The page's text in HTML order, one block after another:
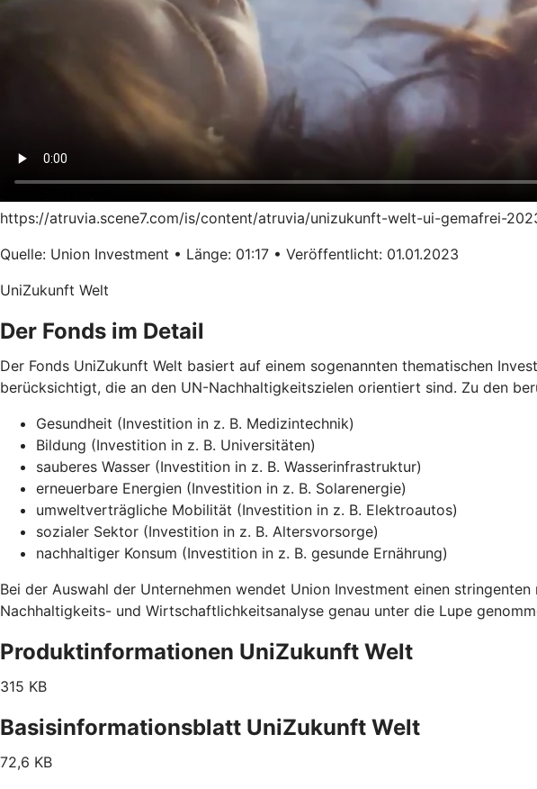
https://atruvia.scene7.com/is/content/atruvia/unizukunft-welt-ui-gemafrei-
Quelle: Union Investment • Länge: 01:17 • Veröffentlicht: 01.01.2023
UniZukunft Welt
Der Fonds im Detail
Der Fonds UniZukunft Welt basiert auf einem sogenannten thematischen
berücksichtigt, die an den UN-Nachhaltigkeitszielen orientiert sind. Zu den
Gesundheit (Investition in z. B. Medizintechnik)
Bildung (Investition in z. B. Universitäten)
sauberes Wasser (Investition in z. B. Wasserinfrastruktur)
erneuerbare Energien (Investition in z. B. Solarenergie)
umweltverträgliche Mobilität (Investition in z. B. Elektroautos)
sozialer Sektor (Investition in z. B. Altersvorsorge)
nachhaltiger Konsum (Investition in z. B. gesunde Ernährung)
Bei der Auswahl der Unternehmen wendet Union Investment einen
Nachhaltigkeits- und Wirtschaftlichkeitsanalyse genau unter die Lupe
Produktinformationen UniZukunft Welt
315 KB
Basisinformationsblatt UniZukunft Welt
72,6 KB